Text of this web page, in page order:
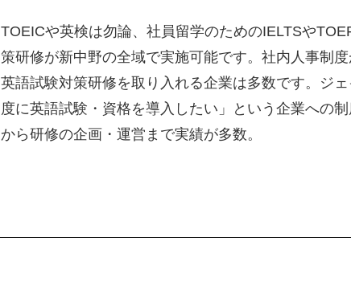
TOEICや英検は勿論、社員留学のためのIELTSや
策研修が新中野の全域で実施可能です。社内人事制
英語試験対策研修を取り入れる企業は多数です。ジ
度に英語試験・資格を導入したい」という企業への
から研修の企画・運営まで実績が多数。